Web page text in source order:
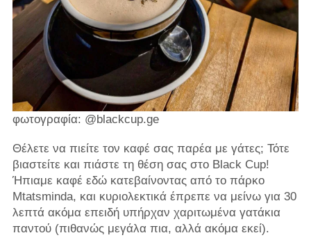
φωτογραφία: @blackcup.ge
Θέλετε να πιείτε τον καφέ σας παρέα με γάτες; Τότε
βιαστείτε και πιάστε τη θέση σας στο Black Cup!
Ήπιαμε καφέ εδώ κατεβαίνοντας από το πάρκο
Mtatsminda, και κυριολεκτικά έπρεπε να μείνω για 30
λεπτά ακόμα επειδή υπήρχαν χαριτωμένα γατάκια
παντού (πιθανώς μεγάλα πια, αλλά ακόμα εκεί).